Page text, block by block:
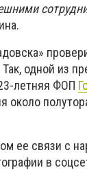
одной из
летняя ФОП
около
ее связи с
в